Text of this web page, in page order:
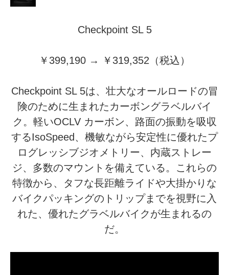
Checkpoint SL 5
￥399,190 → ￥319,352（税込）
Checkpoint SL 5は、壮大なオールロードの冒
険のために生まれたカーボングラベルバイ
ク。軽いOCLV カーボン、路面の振動を吸収
するIsoSpeed、機敏ながら安定性に優れたプ
ログレッシブジオメトリー、内蔵ストレー
ジ、多数のマウントを備えている。これらの
特徴から、タフな長距離ライドや大掛かりな
バイクパッキングのトリップまでを視野に入
れた、優れたグラベルバイクが生まれるの
だ。